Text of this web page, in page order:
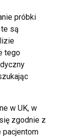
próbki
są
tego
w UK, w
zgodnie z
pacjentom